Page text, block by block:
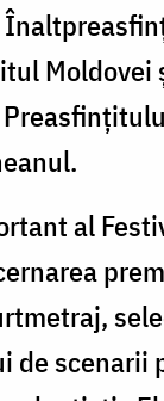
Moldovei
al
de scenarii